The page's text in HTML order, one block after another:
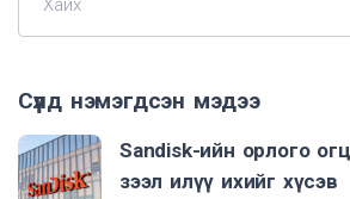
Хайх
Сүүлд нэмэгдсэн мэдээ
Sandisk-ийн орлого
зээл илүү ихийг хүсэв